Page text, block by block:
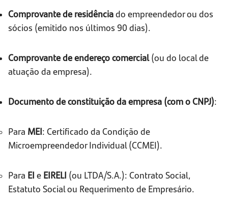
Comprovante de residênciado empreendedor ou dos
sócios (emitido nos últimos 90 dias).
Comprovante de endereço comercial(ou do local de
atuação da empresa).
Documento de constituição da empresa (com o CNPJ):
Para MEI: Certificado da Condição de
Microempreendedor Individual (CCMEI).
Para EI e EIRELI (ou LTDA/S.A.): Contrato Social,
Estatuto Social ou Requerimento de Empresário.